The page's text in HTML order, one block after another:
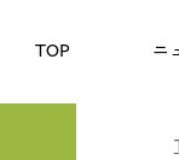
TOP ニ